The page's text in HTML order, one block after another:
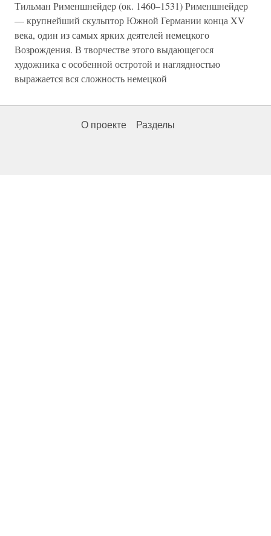
Тильман Рименшнейдер (ок. 1460–1531) Рименшнейдер
— крупнейший скульптор Южной Германии конца XV
века, один из самых ярких деятелей немецкого
Возрождения. В творчестве этого выдающегося
художника с особенной остротой и наглядностью
выражается вся сложность немецкой
О проекте Разделы